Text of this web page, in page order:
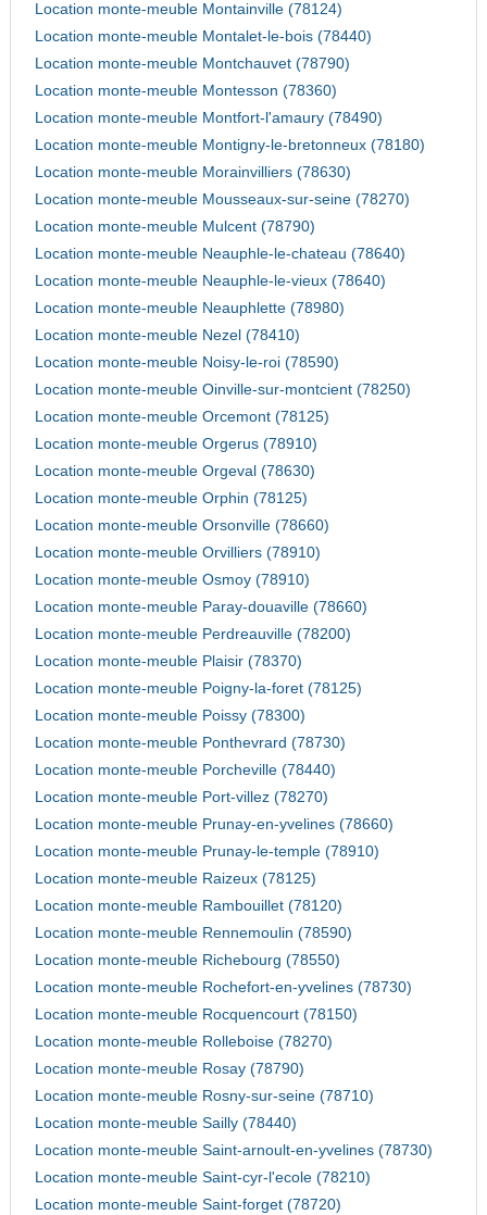
Location monte-meuble Montainville (78124)
Location monte-meuble Montalet-le-bois (78440)
Location monte-meuble Montchauvet (78790)
Location monte-meuble Montesson (78360)
Location monte-meuble Montfort-l'amaury (78490)
Location monte-meuble Montigny-le-bretonneux (78180)
Location monte-meuble Morainvilliers (78630)
Location monte-meuble Mousseaux-sur-seine (78270)
Location monte-meuble Mulcent (78790)
Location monte-meuble Neauphle-le-chateau (78640)
Location monte-meuble Neauphle-le-vieux (78640)
Location monte-meuble Neauphlette (78980)
Location monte-meuble Nezel (78410)
Location monte-meuble Noisy-le-roi (78590)
Location monte-meuble Oinville-sur-montcient (78250)
Location monte-meuble Orcemont (78125)
Location monte-meuble Orgerus (78910)
Location monte-meuble Orgeval (78630)
Location monte-meuble Orphin (78125)
Location monte-meuble Orsonville (78660)
Location monte-meuble Orvilliers (78910)
Location monte-meuble Osmoy (78910)
Location monte-meuble Paray-douaville (78660)
Location monte-meuble Perdreauville (78200)
Location monte-meuble Plaisir (78370)
Location monte-meuble Poigny-la-foret (78125)
Location monte-meuble Poissy (78300)
Location monte-meuble Ponthevrard (78730)
Location monte-meuble Porcheville (78440)
Location monte-meuble Port-villez (78270)
Location monte-meuble Prunay-en-yvelines (78660)
Location monte-meuble Prunay-le-temple (78910)
Location monte-meuble Raizeux (78125)
Location monte-meuble Rambouillet (78120)
Location monte-meuble Rennemoulin (78590)
Location monte-meuble Richebourg (78550)
Location monte-meuble Rochefort-en-yvelines (78730)
Location monte-meuble Rocquencourt (78150)
Location monte-meuble Rolleboise (78270)
Location monte-meuble Rosay (78790)
Location monte-meuble Rosny-sur-seine (78710)
Location monte-meuble Sailly (78440)
Location monte-meuble Saint-arnoult-en-yvelines (78730)
Location monte-meuble Saint-cyr-l'ecole (78210)
Location monte-meuble Saint-forget (78720)